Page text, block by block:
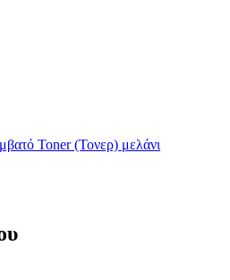
Toner (Τονερ) μελάνι